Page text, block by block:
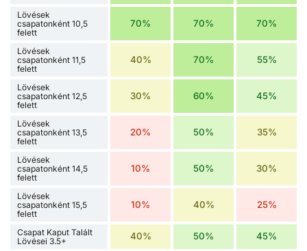
Lövések
csapatonként 10,5
felett
70% 70% 70%
Lövések
csapatonként 11,5
felett
40% 70% 55%
Lövések
csapatonként 12,5
felett
30% 60% 45%
Lövések
csapatonként 13,5
felett
20% 50% 35%
Lövések
csapatonként 14,5
felett
10% 50% 30%
Lövések
csapatonként 15,5
felett
10% 40% 25%
Csapat Kaput Talált
Lövései 3.5+
40% 50% 45%